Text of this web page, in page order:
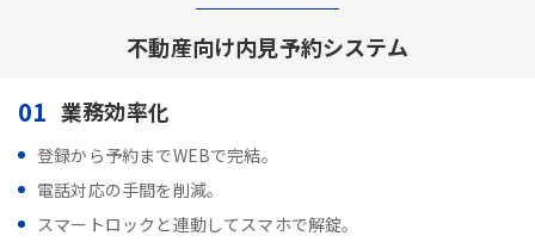
不動産向け内見予約システム
01 業務効率化
登録から予約までWEBで完結。
電話対応の手間を削減。
スマートロックと連動してスマホで解錠。